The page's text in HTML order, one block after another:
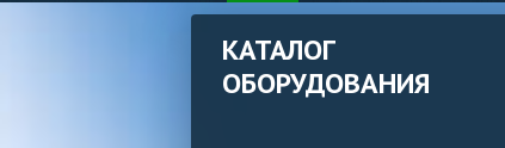
КАТАЛОГ
ОБОРУДОВАНИЯ